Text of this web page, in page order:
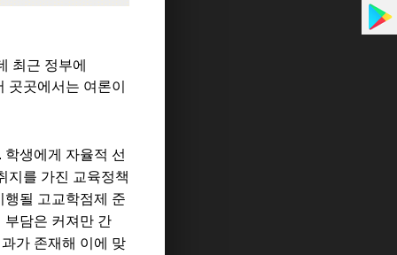
최근 정부에
곳에서는 여론이
학생에게 자율적 선
지를 가진 교육정책
행될 고교학점제 준
부담은 커져만 간
가 존재해 이에 맞